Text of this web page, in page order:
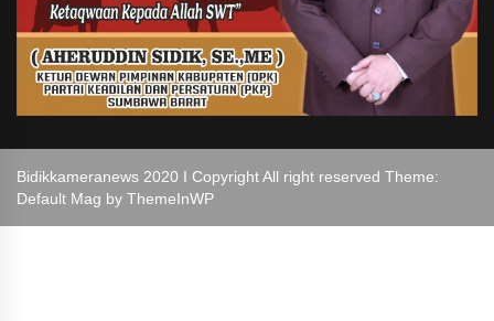
Bidikkameranews 2020 I Copyright All right reserved Theme:
Default Mag by ThemeInWP